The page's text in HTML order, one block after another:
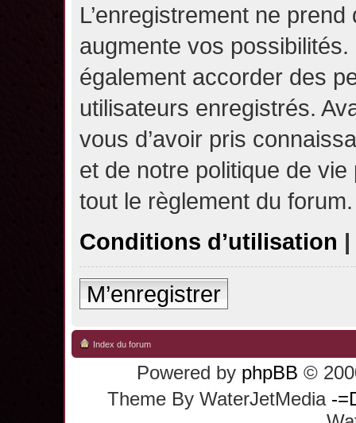
L’enregistrement ne
augmente vos possibilités.
également accorder des
utilisateurs enregistrés.
vous d’avoir pris
et de notre politique de
tout le règlement du forum.
Conditions d’utilisation |
M’enregistrer
Index du forum
Powered by phpBB ©
Theme By WaterJetMedia -